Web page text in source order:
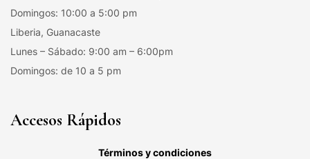
Domingos: 10:00 a 5:00 pm
Liberia, Guanacaste
Lunes – Sábado: 9:00 am – 6:00pm
Domingos: de 10 a 5 pm
Accesos Rápidos
Términos y condiciones